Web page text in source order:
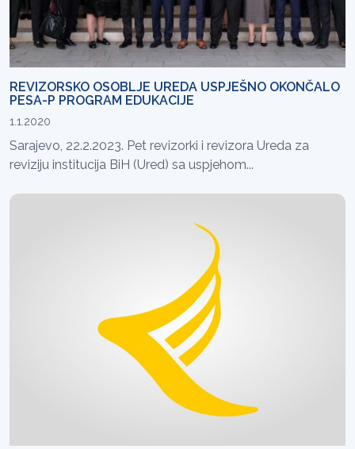
REVIZORSKO OSOBLJE UREDA USPJEŠNO OKONČALO
PESA-P PROGRAM EDUKACIJE
1.1.2020
Sarajevo, 22.2.2023. Pet revizorki i revizora Ureda za
reviziju institucija BiH (Ured) sa uspjehom...